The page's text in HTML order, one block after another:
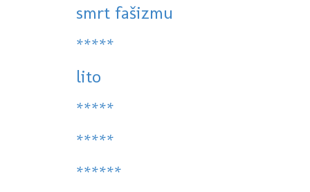
smrt fašizmu
*****
lito
*****
*****
******